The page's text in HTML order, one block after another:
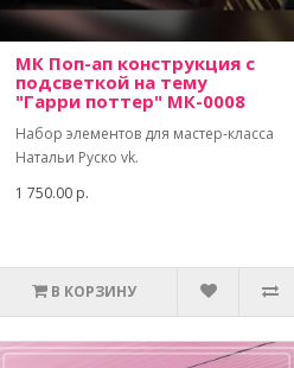
МК Поп-ап конструкция с
подсветкой на тему
"Гарри поттер" МК-0008
Набор элементов для мастер-класса
Натальи Руско vk.
1 750.00 р.
В КОРЗИНУ